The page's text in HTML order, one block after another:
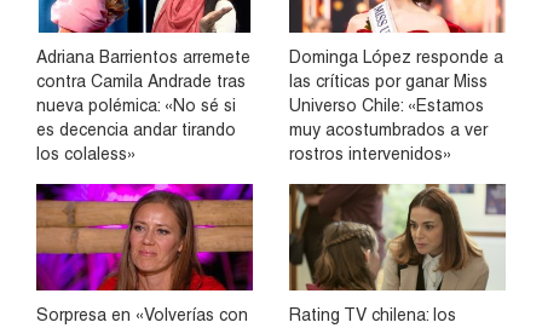
Adriana Barrientos arremete
contra Camila Andrade tras
nueva polémica: «No sé si
es decencia andar tirando
los colaless»
Dominga López responde a
las críticas por ganar Miss
Universo Chile: «Estamos
muy acostumbrados a ver
rostros intervenidos»
Sorpresa en «Volverías con
Rating TV chilena: los